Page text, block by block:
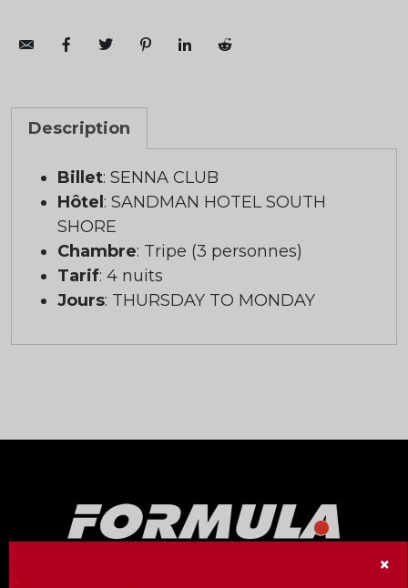
Description
Billet: SENNA CLUB
Hôtel : SANDMAN HOTEL SOUTH
SHORE
Chambre: Tripe (3 personnes)
Tarif: 4 nuits
Jours: THURSDAY TO MONDAY
×